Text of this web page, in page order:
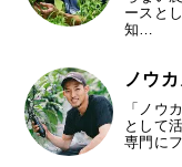
ースと
知…
ノウ
「ノウ
として
専門に